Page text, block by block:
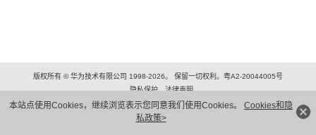
本站点使用Cookies，继续浏览表示您同意我们使用Cookies。 Cookies和隐
私政策>
版权所有 © 华为技术有限公司 1998-2026。 保留一切权利。粤A2-20044005号
隐私保护
法律声明